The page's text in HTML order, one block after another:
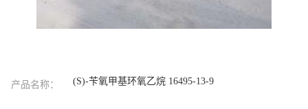
产品名称： (S)-苄氧甲基环氧乙烷 16495-13-9